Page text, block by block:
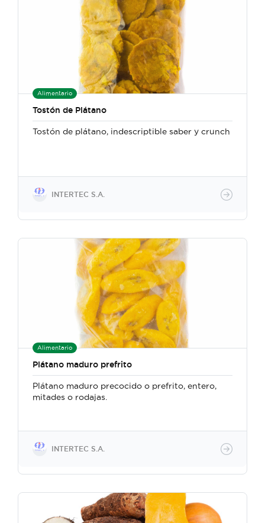
Alimentario
Tostón de Plátano
Tostón de plátano, indescriptible saber y crunch
INTERTEC S.A.
Alimentario
Plátano maduro prefrito
Plátano maduro precocido o prefrito, entero,
mitades o rodajas.
INTERTEC S.A.